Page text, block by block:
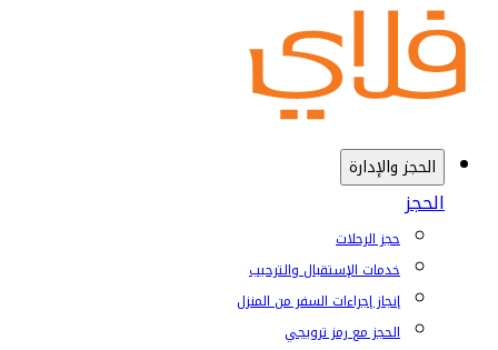
الحجز والإدارة
الحجز
حجز الرحلات
خدمات الإستقبال والترحيب
إنجاز إجراءات السفر من المنزل
الحجز مع رمز ترويجي